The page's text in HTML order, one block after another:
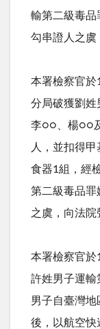
輸第二級毒品
勾串證人之虞
本署檢察官於
分局破獲劉姓
李○○、楊○○
人，並扣得
食器1組，經
第二級毒品罪
之虞，向法院
本署檢察官於
許姓男子運輸
男子自臺灣
後，以航空快